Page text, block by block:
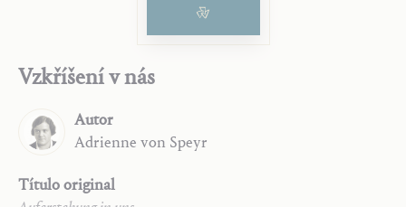
Vzkříšení v nás
Autor
Adrienne von Speyr
Título original